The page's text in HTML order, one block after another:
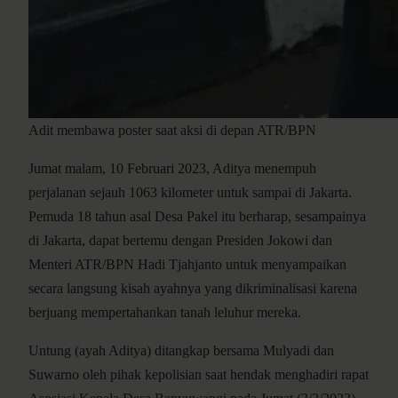
Adit membawa poster saat aksi di depan ATR/BPN
Jumat malam, 10 Februari 2023, Aditya menempuh
perjalanan sejauh 1063 kilometer untuk sampai di Jakarta.
Pemuda 18 tahun asal Desa Pakel itu berharap, sesampainya
di Jakarta, dapat bertemu dengan Presiden Jokowi dan
Menteri ATR/BPN Hadi Tjahjanto untuk menyampaikan
secara langsung kisah ayahnya yang dikriminalisasi karena
berjuang mempertahankan tanah leluhur mereka.
Untung (ayah Aditya) ditangkap bersama Mulyadi dan
Suwarno oleh pihak kepolisian saat hendak menghadiri rapat